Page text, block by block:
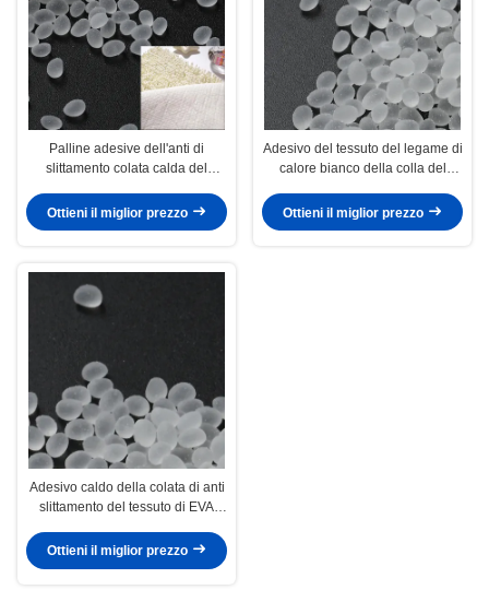
Palline adesive dell'anti di
slittamento colata calda del
Ottieni il miglior prezzo
Adesivo del tessuto del legame di
calore bianco della colla del
CAS 9009-54-5
Ottieni il miglior prezzo
Adesivo caldo della colata di anti
slittamento del tessuto di EVA
Ottieni il miglior prezzo